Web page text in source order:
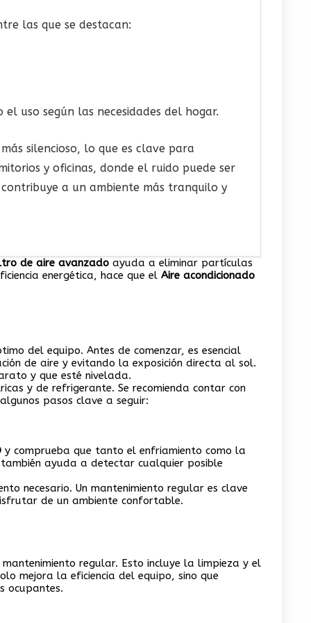
las que se destacan:
uso según las necesidades del hogar.
silencioso, lo que es clave para
y oficinas, donde el ruido puede ser
a un ambiente más tranquilo y
de aire avanzado ayuda a eliminar partículas
energética, hace que el Aire acondicionado
del equipo. Antes de comenzar, es esencial
de aire y evitando la exposición directa al sol.
y que esté nivelada.
y de refrigerante. Se recomienda contar con
pasos clave a seguir:
y comprueba que tanto el enfriamiento como la
ayuda a detectar cualquier posible
necesario. Un mantenimiento regular es clave
de un ambiente confortable.
regular. Esto incluye la limpieza y el
mejora la eficiencia del equipo, sino que
ocupantes.